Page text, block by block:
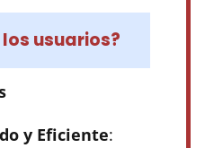
usuarios?
y Eficiente: